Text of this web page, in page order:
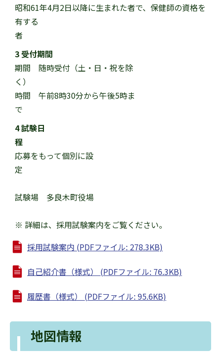
昭和61年4月2日以降に生まれた者で、保健師の資格を
有する
3 受付期間
期間 随時受付（土・日・祝を除
時間 午前8時30分から午後5時ま
4 試験日
応募をもって個別に設
試験場 多良木町役場
※ 詳細は、採用試験案内をご覧ください。
採用試験案内 (PDFファイル: 278.3KB)
自己紹介書（様式） (PDFファイル: 76.3KB)
履歴書（様式） (PDFファイル: 95.6KB)
地図情報